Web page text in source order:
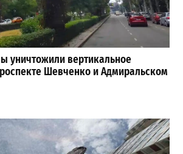
уничтожили вертикальное
Шевченко и Адмиральском